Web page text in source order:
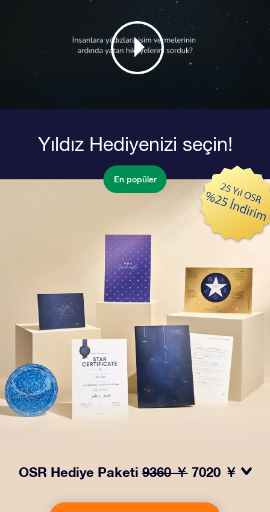
Yıldız Hediyenizi seçin!
En popüler
OSR Hediye Paketi9360 ￥ 7020 ￥
zarf içinde kişiye özel hazırlanan belgelerin seçtiğiniz